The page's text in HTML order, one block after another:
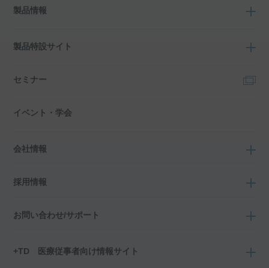
製品情報
製品特設サイト
セミナー
イベント・学会
会社情報
採用情報
お問い合わせ/サポート
+TD 医療従事者向け情報サイト